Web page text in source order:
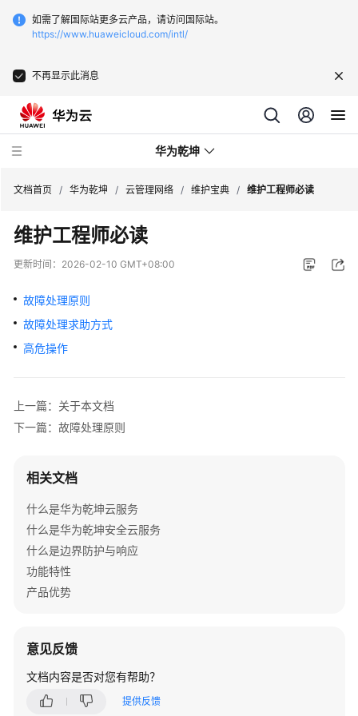
如需了解国际站更多云产品，请访问国际站。
https://www.huaweicloud.com/intl/
不再显示此消息
华为乾坤
安
全
服
务
云
网
型
置
案
产
品
服
务
开
文档首页 / 华为乾坤 / 云管理网络 / 维护宝典 / 维护工程师必读
维护工程师必读
更新时间： 2026-02-10 GMT+08:00
故障处理原则
故障处理求助方式
高危操作
上一篇：关于本文档
下一篇：故障处理原则
相关文档
什么是华为乾坤云服务
什么是华为乾坤安全云服务
什么是边界防护与响应
功能特性
产品优势
意见反馈
文档内容是否对您有帮助？
提供反馈